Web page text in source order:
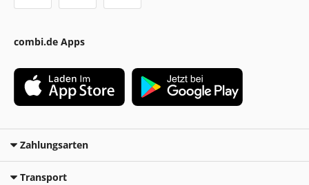
combi.de Apps
Zahlungsarten
Transport